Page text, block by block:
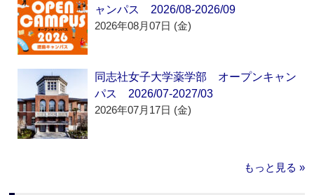
ャンパス 2026/08-2026/09
2026年08月07日 (金)
同志社女子大学薬学部 オープンキャン
パス 2026/07-2027/03
2026年07月17日 (金)
もっと見る »